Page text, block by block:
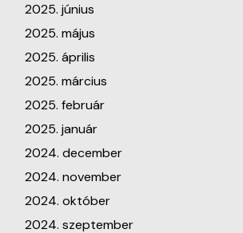
2025. június
2025. május
2025. április
2025. március
2025. február
2025. január
2024. december
2024. november
2024. október
2024. szeptember